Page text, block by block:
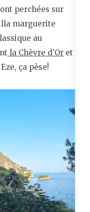
perchées sur
marguerite
au
la Chèvre d’Or et
ça pèse!